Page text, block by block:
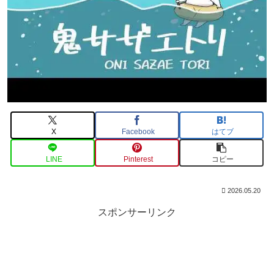
X Facebook はてブ
LINE Pinterest コピー
2026.05.20
スポンサーリンク